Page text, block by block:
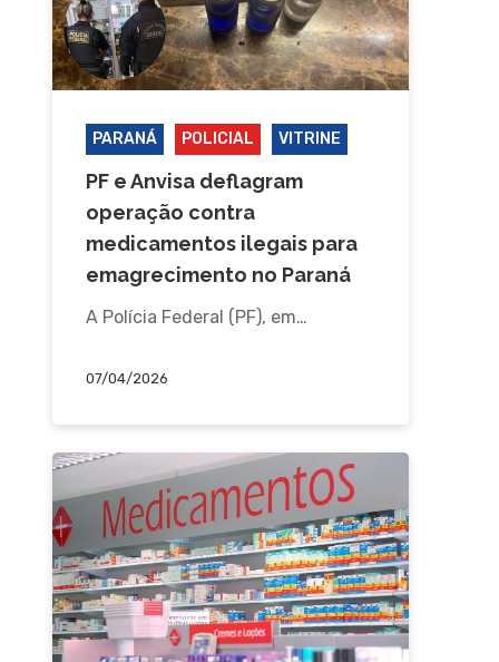
PARANÁ POLICIAL VITRINE
PF e Anvisa deflagram
operação contra
medicamentos ilegais para
emagrecimento no Paraná
A Polícia Federal (PF), em…
07/04/2026